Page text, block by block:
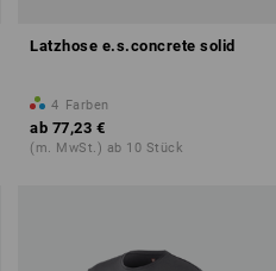
Latzhose e.s.concrete solid
4 Farben
ab 77,23 €
(m. MwSt.) ab 10 Stück